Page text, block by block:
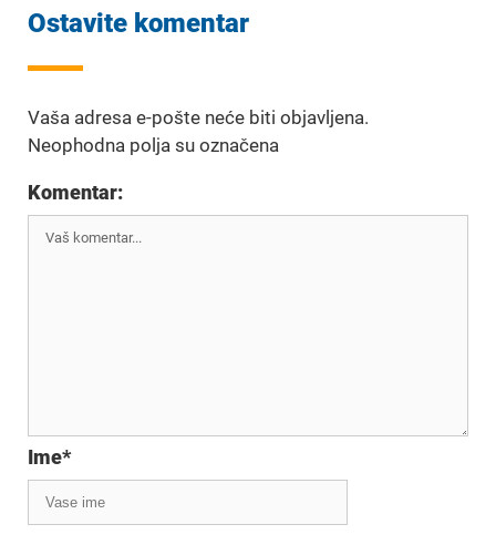
Ostavite komentar
Vaša adresa e-pošte neće biti objavljena.
Neophodna polja su označena
Komentar:
Ime*